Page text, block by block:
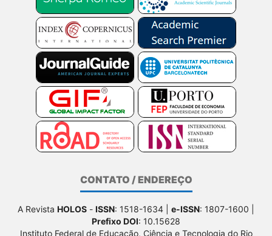
CONTATO / ENDEREÇO
A Revista HOLOS - ISSN: 1518-1634 | e-ISSN: 1807-1600 |
Prefixo DOI: 10.15628
Instituto Federal de Educação, Ciência e Tecnologia do Rio